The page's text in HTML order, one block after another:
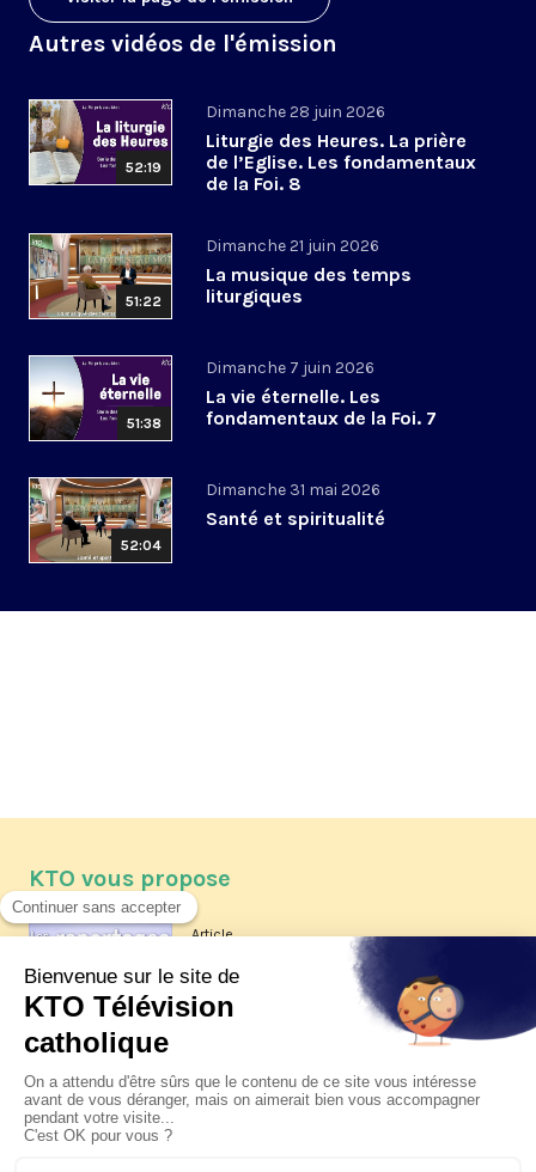
Autres vidéos de l'émission
52:19
Dimanche 28 juin 2026
Liturgie des Heures. La prière
de l’Eglise. Les fondamentaux
de la Foi. 8
51:22
Dimanche 21 juin 2026
La musique des temps
liturgiques
51:38
Dimanche 7 juin 2026
La vie éternelle. Les
fondamentaux de la Foi. 7
52:04
Dimanche 31 mai 2026
Santé et spiritualité
KTO vous propose
Article
Les reportages d'été 2026 de KTO
La visite pastorale du pape Léon
XIV à Assise à suivre sur KTO le
jeudi 6 août